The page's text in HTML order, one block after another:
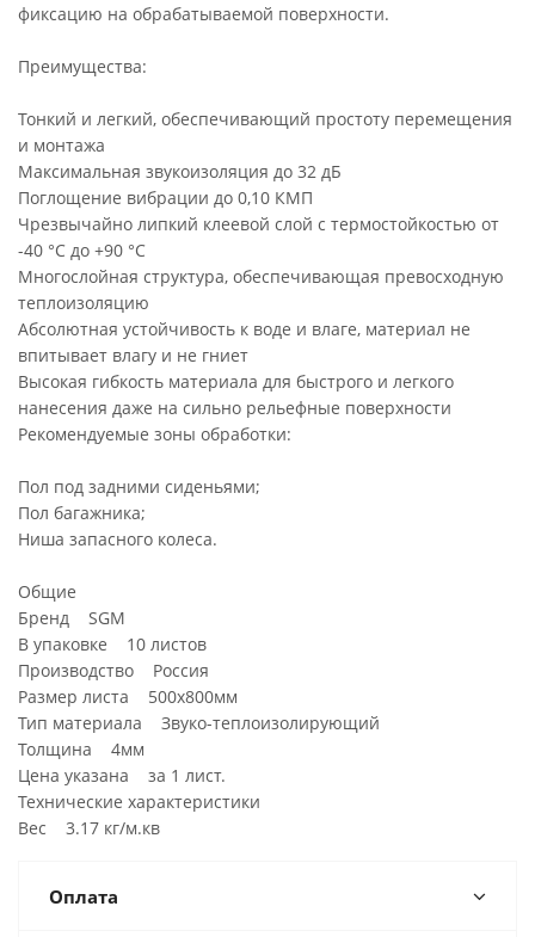
фиксацию на обрабатываемой поверхности.
Преимущества:
Тонкий и легкий, обеспечивающий простоту перемещения
и монтажа
Максимальная звукоизоляция до 32 дБ
Поглощение вибрации до 0,10 КМП
Чрезвычайно липкий клеевой слой с термостойкостью от
-40 °С до +90 °С
Многослойная структура, обеспечивающая превосходную
теплоизоляцию
Абсолютная устойчивость к воде и влаге, материал не
впитывает влагу и не гниет
Высокая гибкость материала для быстрого и легкого
нанесения даже на сильно рельефные поверхности
Рекомендуемые зоны обработки:
Пол под задними сиденьями;
Пол багажника;
Ниша запасного колеса.
Общие
Бренд SGM
В упаковке 10 листов
Производство Россия
Размер листа 500х800мм
Тип материала Звуко-теплоизолирующий
Толщина 4мм
Цена указана за 1 лист.
Технические характеристики
Вес 3.17 кг/м.кв
Оплата